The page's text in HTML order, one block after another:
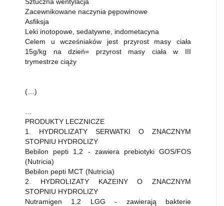
Zacewnikowane naczynia pępowinowe
Asfiksja
Leki inotopowe, sedatywne, indometacyna
Celem u wcześniaków jest przyrost masy ciała
15g/kg na dzień= przyrost masy ciała w III
trymestrze ciąży
(…)
PRODUKTY LECZNICZE
1. HYDROLIZATY SERWATKI O ZNACZNYM
STOPNIU HYDROLIZY
Bebilon pepti 1,2 - zawiera prebiotyki GOS/FOS
(Nutricia)
Bebilon pepti MCT (Nutricia)
2. HYDROLIZATY KAZEINY O ZNACZNYM
STOPNIU HYDROLIZY
Nutramigen 1,2 LGG - zawierają bakterie